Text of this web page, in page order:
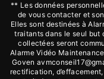
** Les données
de vous contacter et
Elles sont destinées à
traitants dans le seul but
collectées seront
Alarme Vidéo
Goven
rectification,